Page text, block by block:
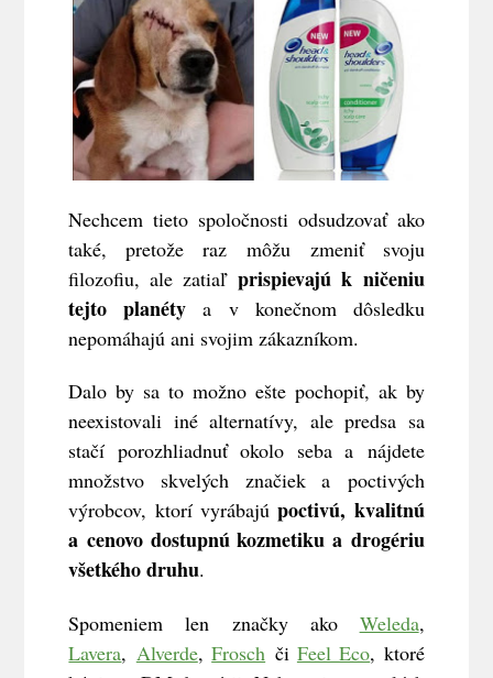
Nechcem tieto spoločnosti odsudzovať ako
také, pretože raz môžu zmeniť svoju
filozofiu, ale zatiaľ prispievajú k ničeniu
tejto planéty a v konečnom dôsledku
nepomáhajú ani svojim zákazníkom.
Dalo by sa to možno ešte pochopiť, ak by
neexistovali iné alternatívy, ale predsa sa
stačí porozhliadnuť okolo seba a nájdete
množstvo skvelých značiek a poctivých
výrobcov, ktorí vyrábajúpoctivú, kvalitnú
a cenovo dostupnú kozmetiku a drogériu
všetkého druhu.
Spomeniem len značky ako Weleda,
Lavera, Alverde,Frosch či Feel Eco, ktoré